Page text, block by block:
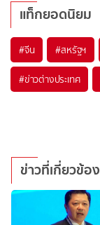
แท็กยอดนิยม
#จีน #สหรัฐฯ
#ข่าวต่างประเทศ
ข่าวที่เกี่ยวข้อง